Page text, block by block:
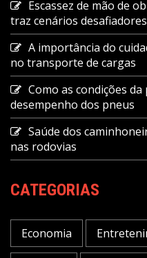
Escassez de mão de
traz cenários desafiadores
A importância do
no transporte de cargas
Como as condições
desempenho dos pneus
Saúde dos
nas rodovias
CATEGORIAS
Economia